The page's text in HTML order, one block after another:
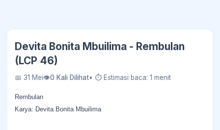
Devita Bonita Mbuilima - Rembulan
(LCP 46)
📅 31 Mei👁0 Kali Dilihat• ⏱ Estimasi baca: 1 menit
Rembulan
Karya: Devita Bonita Mbuilima